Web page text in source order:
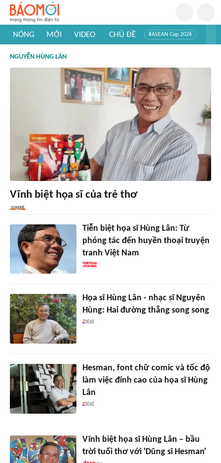
NÓNG MỚI VIDEO CHỦ ĐỀ #ASEAN Cup 2026
#Khám phá thế giới
NGUYỄN HÙNG LÂN
Vĩnh biệt họa sĩ của trẻ thơ
Tiễn biệt họa sĩ Hùng Lân: Từ
phóng tác đến huyền thoại truyện
tranh Việt Nam
Họa sĩ Hùng Lân - nhạc sĩ Nguyên
Hùng: Hai đường thẳng song song
Hesman, font chữ comic và tốc độ
làm việc đỉnh cao của họa sĩ Hùng
Lân
Vĩnh biệt họa sĩ Hùng Lân – bầu
trời tuổi thơ với 'Dũng sĩ Hesman'